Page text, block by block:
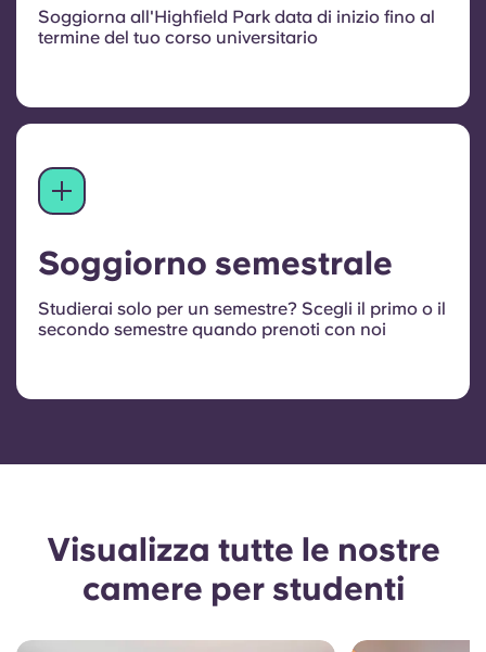
Soggiorna all'Highfield Park data di inizio fino al
termine del tuo corso universitario
Soggiorno semestrale
Studierai solo per un semestre? Scegli il primo o il
secondo semestre quando prenoti con noi
Visualizza tutte le nostre
camere per studenti